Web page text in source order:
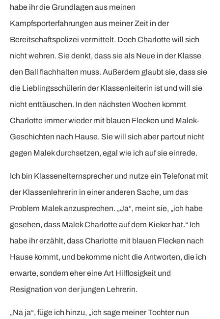
habe ihr die Grundlagen aus meinen
Kampfsporterfahrungen aus meiner Zeit in der
Bereitschaftspolizei vermittelt. Doch Charlotte will sich
nicht wehren. Sie denkt, dass sie als Neue in der Klasse
den Ball flachhalten muss. Außerdem glaubt sie, dass sie
die Lieblingsschülerin der Klassenleiterin ist und will sie
nicht enttäuschen. In den nächsten Wochen kommt
Charlotte immer wieder mit blauen Flecken und Malek-
Geschichten nach Hause. Sie will sich aber partout nicht
gegen Malek durchsetzen, egal wie ich auf sie einrede.
Ich bin Klassenelternsprecher und nutze ein Telefonat mit
der Klassenlehrerin in einer anderen Sache, um das
Problem Malek anzusprechen. „Ja“, meint sie, „ich habe
gesehen, dass Malek Charlotte auf dem Kieker hat.“ Ich
habe ihr erzählt, dass Charlotte mit blauen Flecken nach
Hause kommt, und bekomme nicht die Antworten, die ich
erwarte, sondern eher eine Art Hilflosigkeit und
Resignation von der jungen Lehrerin.
„Na ja“, füge ich hinzu, „ich sage meiner Tochter nun